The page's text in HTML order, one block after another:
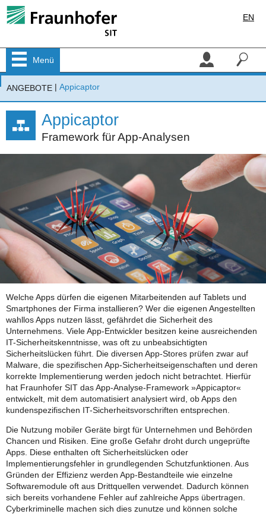
EN
Menü
ANGEBOTE | Appicaptor
Appicaptor
Framework für App-Analysen
Welche Apps dürfen die eigenen Mitarbeitenden auf Tablets und
Smartphones der Firma installieren? Wer die eigenen Angestellten
wahllos Apps nutzen lässt, gefährdet die Sicherheit des
Unternehmens. Viele App-Entwickler besitzen keine ausreichenden
IT-Sicherheitskenntnisse, was oft zu unbeabsichtigten
Sicherheitslücken führt. Die diversen App-Stores prüfen zwar auf
Malware, die spezifischen App-Sicherheitseigenschaften und deren
korrekte Implementierung werden jedoch nicht betrachtet. Hierfür
hat Fraunhofer SIT das App-Analyse-Framework »Appicaptor«
entwickelt, mit dem automatisiert analysiert wird, ob Apps den
kundenspezifischen IT-Sicherheitsvorschriften entsprechen.
Die Nutzung mobiler Geräte birgt für Unternehmen und Behörden
Chancen und Risiken. Eine große Gefahr droht durch ungeprüfte
Apps. Diese enthalten oft Sicherheitslücken oder
Implementierungsfehler in grundlegenden Schutzfunktionen. Aus
Gründen der Effizienz werden App-Bestandteile wie einzelne
Softwaremodule oft aus Drittquellen verwendet. Dadurch können
sich bereits vorhandene Fehler auf zahlreiche Apps übertragen.
Cyberkriminelle machen sich dies zunutze und können solche